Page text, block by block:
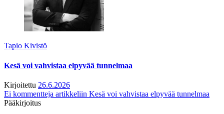
Tapio Kivistö
Kesä voi vahvistaa elpyvää tunnelmaa
Kirjoitettu 26.6.2026
Ei kommentteja artikkeliin Kesä voi vahvistaa elpyvää tunnelmaa
Pääkirjoitus